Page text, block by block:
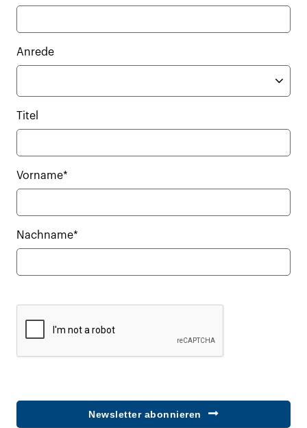
Anrede
Titel
Vorname*
Nachname*
Newsletter abonnieren